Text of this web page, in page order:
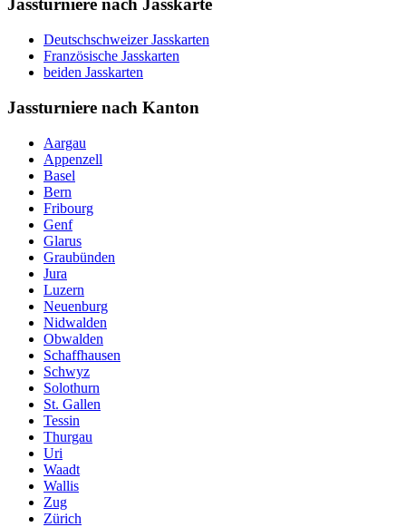
Jassturniere nach Jasskarte
Deutschschweizer Jasskarten
Französische Jasskarten
beiden Jasskarten
Jassturniere nach Kanton
Aargau
Appenzell
Basel
Bern
Fribourg
Genf
Glarus
Graubünden
Jura
Luzern
Neuenburg
Nidwalden
Obwalden
Schaffhausen
Schwyz
Solothurn
St. Gallen
Tessin
Thurgau
Uri
Waadt
Wallis
Zug
Zürich